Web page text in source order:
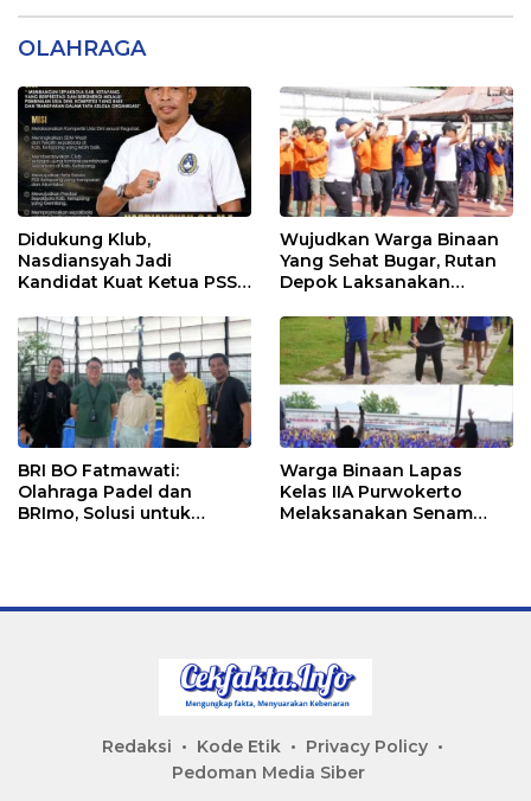
OLAHRAGA
Didukung Klub,
Nasdiansyah Jadi
Kandidat Kuat Ketua PSSI
Wujudkan Warga Binaan
Yang Sehat Bugar, Rutan
Depok Laksanakan
BRI BO Fatmawati:
Olahraga Padel dan
BRImo, Solusi untuk
Warga Binaan Lapas
Kelas IIA Purwokerto
Melaksanakan Senam
Redaksi Kode Etik
Privacy Policy
Pedoman Media Siber